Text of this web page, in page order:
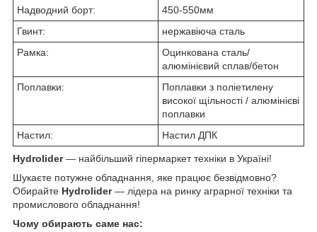
Надводний борт:
450-550мм
Гвинт:
нержавіюча сталь
Рамка:
Оцинкована сталь/
алюмінієвий сплав/бетон
Поплавки:
Поплавки з поліетилену
високої щільності / алюмінієві
поплавки
Настил:
Настил ДПК
Hydrolider— найбільший гіпермаркет техніки в Україні!
Шукаєте потужне обладнання, яке працює безвідмовно?
Обирайте Hydrolider— лідера на ринку аграрної техніки та
промислового обладнання!
Чому обирають саме нас: